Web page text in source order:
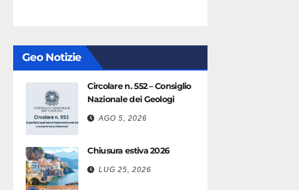
Geo Notizie
Circolare n. 552 – Consiglio
Nazionale dei Geologi
AGO 5, 2026
Chiusura estiva 2026
LUG 25, 2026